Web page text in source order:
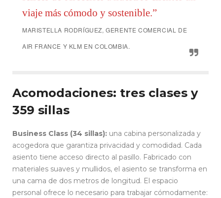
viaje más cómodo y sostenible.”
MARISTELLA RODRÍGUEZ, GERENTE COMERCIAL DE
AIR FRANCE Y KLM EN COLOMBIA.
Acomodaciones: tres clases y
359 sillas
Business Class (34 sillas): una cabina personalizada y
acogedora que garantiza privacidad y comodidad. Cada
asiento tiene acceso directo al pasillo. Fabricado con
materiales suaves y mullidos, el asiento se transforma en
una cama de dos metros de longitud. El espacio
personal ofrece lo necesario para trabajar cómodamente: